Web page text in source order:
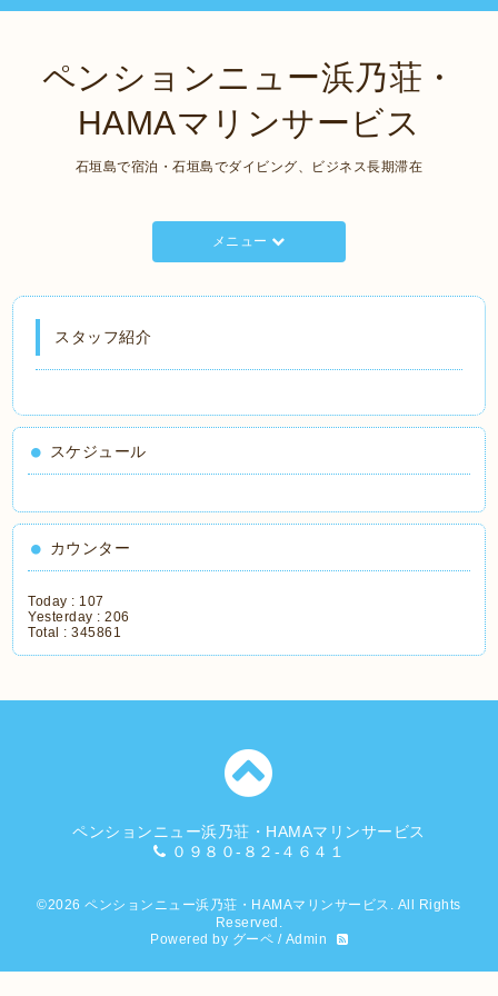
ペンションニュー浜乃荘・
HAMAマリンサービス
石垣島で宿泊・石垣島でダイビング、ビジネス長期滞在
メニュー
スタッフ紹介
スケジュール
カウンター
Today : 107
Yesterday :206
Total :345861
ペンションニュー浜乃荘・HAMAマリンサービス
０９８０-８２-４６４１
©2026ペンションニュー浜乃荘・HAMAマリンサービス . All Rights
Reserved.
Powered by グーペ / Admin